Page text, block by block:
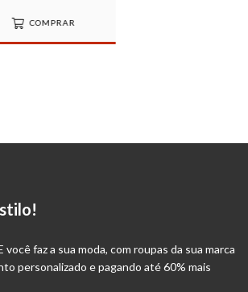
COMPRAR
você faz a sua moda, com roupas da sua marca
personalizado e pagando até 60% mais